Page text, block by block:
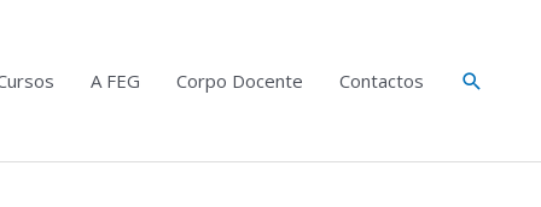
A FEG Corpo Docente Contactos Search